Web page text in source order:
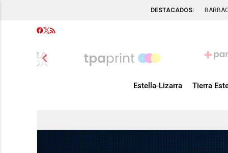
DESTACADOS:
chevron_left
Estella-Lizarra Tierra